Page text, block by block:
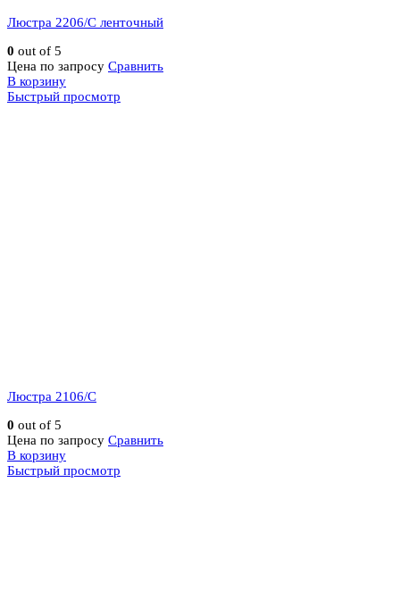
Люстра 2206/C ленточный
0 out of 5
Цена по запросу Сравнить
В корзину
Быстрый просмотр
Люстра 2106/C
0 out of 5
Цена по запросу Сравнить
В корзину
Быстрый просмотр